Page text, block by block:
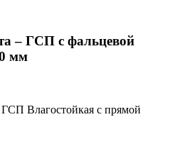
– ГСП с фальцевой
мм